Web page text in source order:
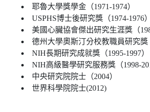
耶魯大學獎學金（1971-1974）
USPHS博士後研究獎（1974-1976）
美國心臟協會傑出研究生涯獎（
德州大學奧斯汀分校教職員研究獎
NIH長期研究成就獎（1995-1997）
NIH高級醫學研究服務獎（1998-
中央研究院院士（2004）
世界科學院院士(2012)